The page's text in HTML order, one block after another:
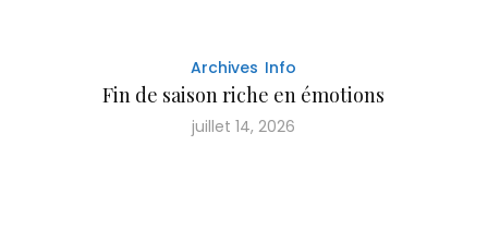
Archives Info
Fin de saison riche en émotions
juillet 14, 2026